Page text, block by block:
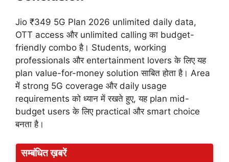
Jio ₹349 5G Plan 2026 unlimited daily data,
OTT access और unlimited calling का budget-
friendly combo है। Students, working
professionals और entertainment lovers के लिए यह
plan value-for-money solution साबित होता है। Area
में strong 5G coverage और daily usage
requirements को ध्यान में रखते हुए, यह plan mid-
budget users के लिए practical और smart choice
बनता है।
सम्बंधित ख़बरें